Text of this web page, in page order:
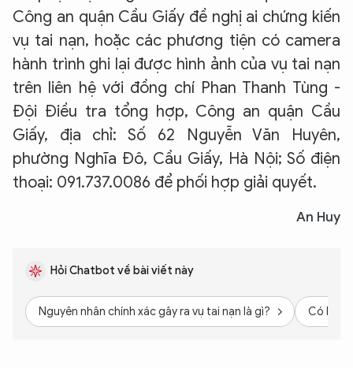
Công an quận Cầu Giấy đề nghị ai chứng kiến
vụ tai nạn, hoặc các phương tiện có camera
hành trình ghi lại được hình ảnh của vụ tai nạn
trên liên hệ với đồng chí Phan Thanh Tùng -
Đội Điều tra tổng hợp, Công an quận Cầu
Giấy, địa chỉ: Số 62 Nguyễn Văn Huyên,
phường Nghĩa Đô, Cầu Giấy, Hà Nội; Số điện
thoại: 091.737.0086 để phối hợp giải quyết.
An Huy
Hỏi Chatbot về bài viết này
Nguyên nhân chính xác gây ra vụ tai nạn là gì? Có